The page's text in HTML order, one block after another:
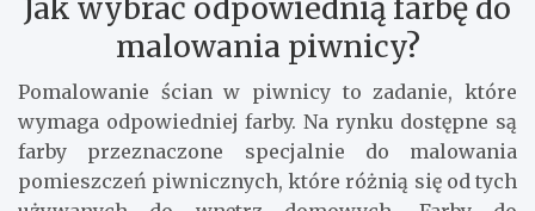
Jak wybrać odpowiednią farbę do
malowania piwnicy?
Pomalowanie ścian w piwnicy to zadanie, które
wymaga odpowiedniej farby. Na rynku dostępne są
farby przeznaczone specjalnie do malowania
pomieszczeń piwnicznych, które różnią się od tych